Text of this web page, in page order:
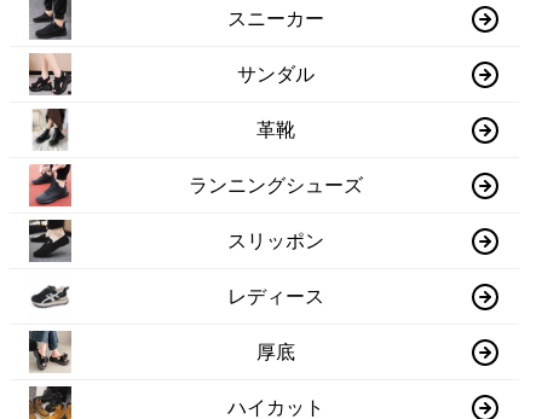
スニーカー
サンダル
革靴
ランニングシューズ
スリッポン
レディース
厚底
ハイカット